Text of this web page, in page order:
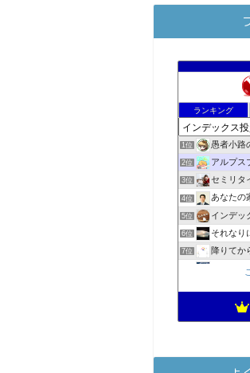
ランキング
1位 愚者小路
2位 アルプス
3位 セミリタ
4位 あなたの
5位 インデッ
6位 それなり
7位 降りてか
2023年
スパコン
11位 MBAの
13位 庶民的家族